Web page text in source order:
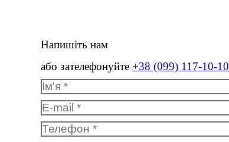
Напишіть нам
або зателефонуйте +38 (099) 117-10-10
Ім'я *
E-mail *
Телефон *